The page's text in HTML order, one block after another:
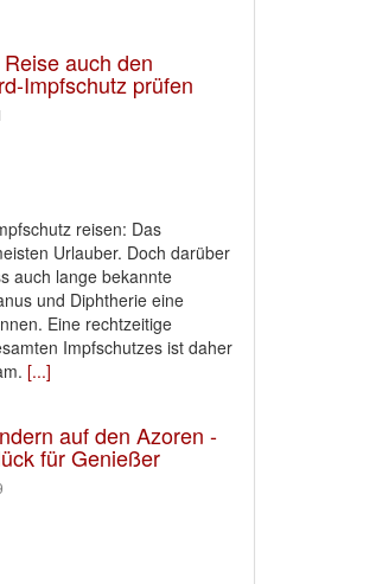
auch den
Impfschutz prüfen
reisen: Das
Urlauber. Doch darüber
auch lange bekannte
und Diphtherie eine
Eine rechtzeitige
Impfschutzes ist daher
[...]
auf den Azoren -
für Genießer